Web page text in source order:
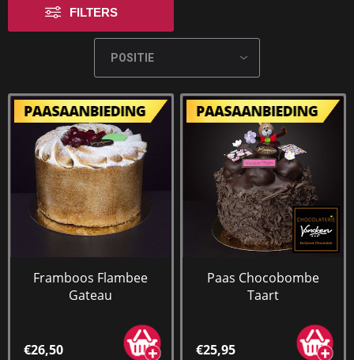
FILTERS
Framboos Flambee
Gateau
€26,50
Paas Chocobombe
Taart
€25,95